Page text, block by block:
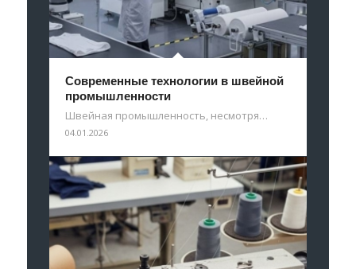
Современные технологии в швейной
промышленности
Швейная промышленность, несмотря…
04.01.2026